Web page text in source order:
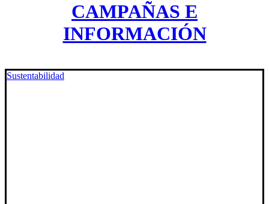
CAMPAÑAS E
INFORMACIÓN
Sustentabilidad